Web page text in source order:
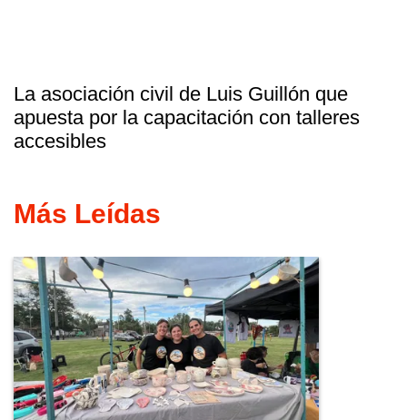
La asociación civil de Luis Guillón que
apuesta por la capacitación con talleres
accesibles
Más Leídas